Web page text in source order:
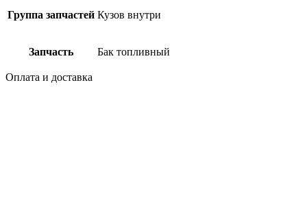
Группа запчастей Кузов внутри
Запчасть Бак топливный
Оплата и доставка